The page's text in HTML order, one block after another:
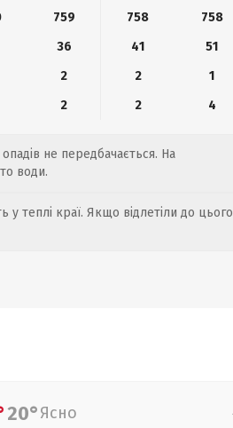
759 758
758
36 41
51
2 2
1
2 2 4
не передбачається. На
води.
у теплі краї. Якщо відлетіли до цього
20°Ясно